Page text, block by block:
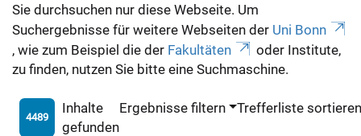
Sie durchsuchen nur diese Webseite. Um
Suchergebnisse für weitere Webseiten der Uni Bonn
, wie zum Beispiel die der Fakultäten
oder Institute,
zu finden, nutzen Sie bitte eine Suchmaschine.
4489
Inhalte
gefunden
Ergebnisse filtern Trefferliste